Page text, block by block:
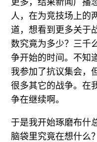
更多，结果新闻广播
人，在为竞技场上的
道，想看到更多关于
数究竟为多少？三千
争开始的时间。不知
我参加了抗议集会，
很多其它的战争。在
争在继续啊。
于是我开始琢磨布什
脑袋里究竟在想什么